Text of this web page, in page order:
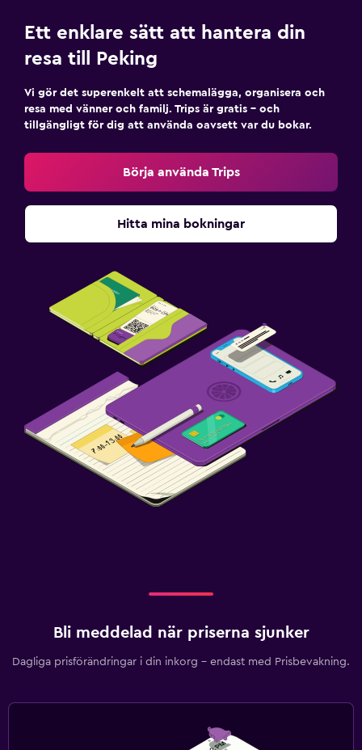
Ett enklare sätt att hantera din
resa till Peking
Vi gör det superenkelt att schemalägga, organisera och
resa med vänner och familj. Trips är gratis – och
tillgängligt för dig att använda oavsett var du bokar.
Börja använda Trips
Hitta mina bokningar
Bli meddelad när priserna sjunker
Dagliga prisförändringar i din inkorg – endast med Prisbevakning.